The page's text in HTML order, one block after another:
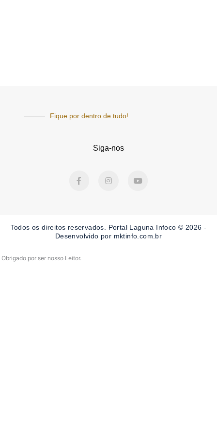
Fique por dentro de tudo!
Siga-nos
a
k
-
n
a
m
o
Todos os direitos reservados. Portal Laguna Infoco © 2026 -
Desenvolvido por mktinfo.com.br
Obrigado por ser nosso Leitor.